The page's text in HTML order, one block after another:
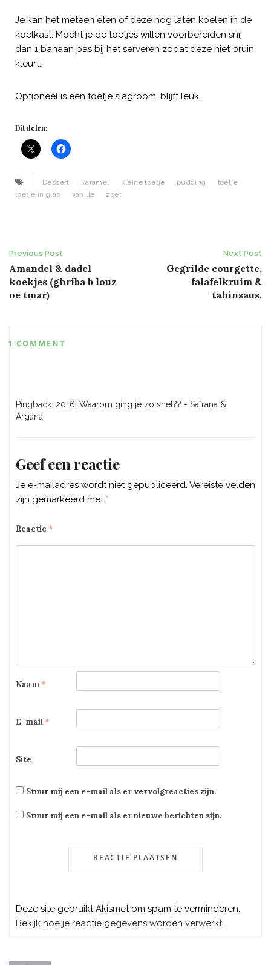
Je kan het meteen eten of deze nog laten koelen in de
koelkast. Mocht je de toetjes willen voorbereiden snij
dan 1 banaan pas bij het serveren zodat deze niet bruin
kleurt.
Optioneel is een toefje slagroom, blijft leuk.
Dit delen:
Dessert karamel kleine toetje pudding
toetje
toetje in glas
vanille zoet
Post
navigation
Previous Post
Amandel & dadel
koekjes (ghriba b louz
oe tmar)
Next Post
Gegrilde courgette,
falafelkruim &
tahinsaus.
1 COMMENT
Pingback: 2016: Waarom ging je zo snel?? - Safrana &
Argana
Geef een reactie
Je e-mailadres wordt niet gepubliceerd. Vereiste velden
zijn gemarkeerd met *
Reactie *
Naam *
E-mail *
Site
Stuur mij een e-mail als er vervolgreacties zijn.
Stuur mij een e-mail als er nieuwe berichten zijn.
Deze site gebruikt Akismet om spam te verminderen.
Bekijk hoe je reactie gegevens worden verwerkt